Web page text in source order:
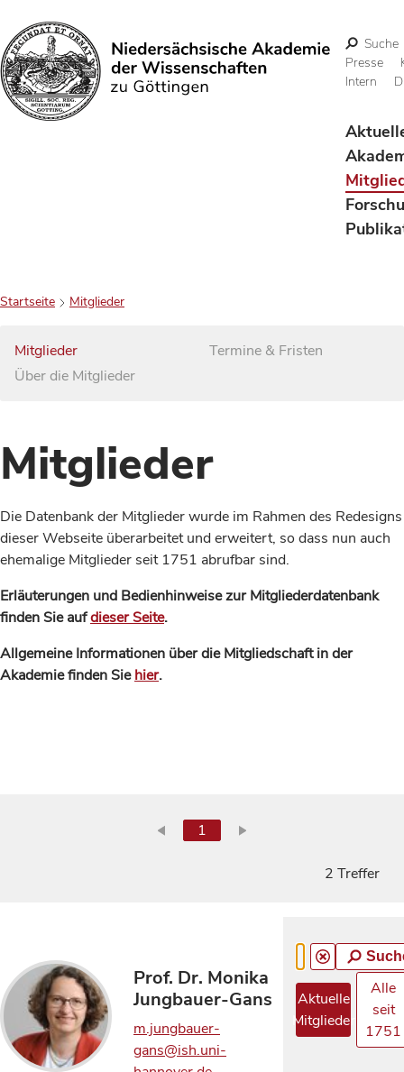
Suchen
Suche
Presse
Intern
Startseite Mitglieder
Mitglieder
Über die Mitglieder
Termine & Fristen
Mitglieder
Die Datenbank der Mitglieder wurde im Rahmen des Redesigns
dieser Webseite überarbeitet und erweitert, so dass nun auch
ehemalige Mitglieder seit 1751 abrufbar sind.
Erläuterungen und Bedienhinweise zur Mitgliederdatenbank
finden Sie aufdieser Seite.
Allgemeine Informationen über die Mitgliedschaft in der
Akademie finden Siehier.
1
2 Treffer
Prof. Dr. Monika
Jungbauer-Gans
m.jungbauer-
gans@ish.uni-
Aktuelle
Mitglieder
Alle
seit
1751